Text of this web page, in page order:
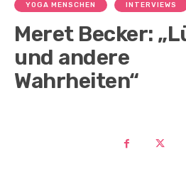
YOGA MENSCHEN INTERVIEWS
Meret Becker:
und andere
Wahrheiten“